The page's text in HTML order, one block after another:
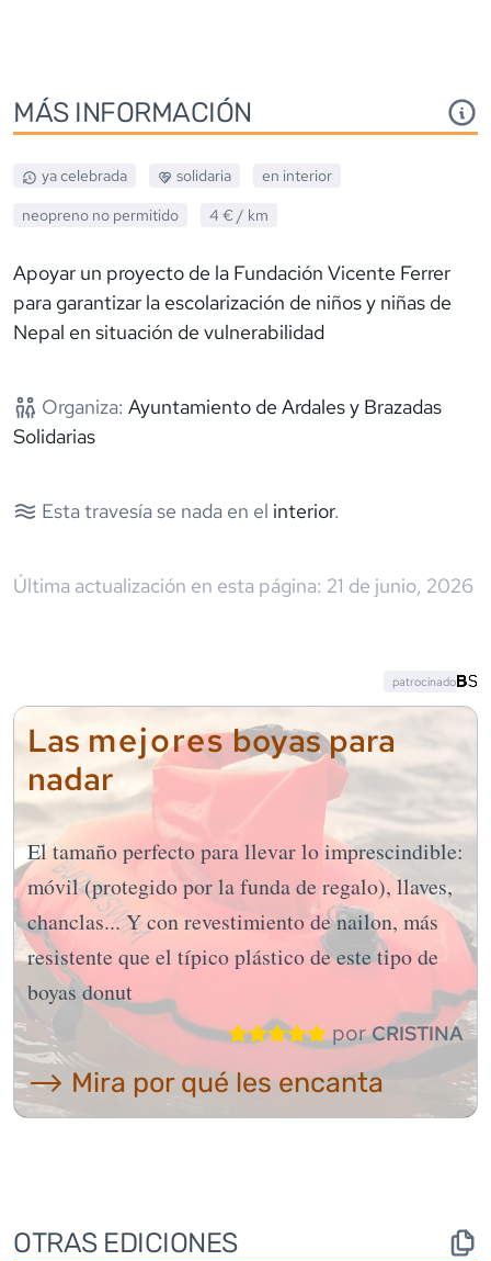
MÁS INFORMACIÓN
ya celebrada solidaria
en interior
neopreno no permitido 4 € / km
Apoyar un proyecto de la Fundación Vicente Ferrer
para garantizar la escolarización de niños y niñas de
Nepal en situación de vulnerabilidad
Organiza: Ayuntamiento de Ardales y Brazadas
Solidarias
Esta travesía se nada en el interior.
Última actualización en esta página: 21 de junio, 2026
Las mejoresboyas para
nadar
El tamaño perfecto para llevar lo imprescindible:
móvil (protegido por la funda de regalo), llaves,
chanclas... Y con revestimiento de nailon, más
resistente que el típico plástico de este tipo de
boyas donut
porCRISTINA
⟶ Mira por qué les encanta
patrocinado
OTRAS EDICIONES